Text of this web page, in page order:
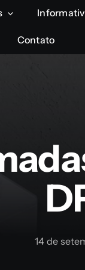
Contato
Contato
14 de